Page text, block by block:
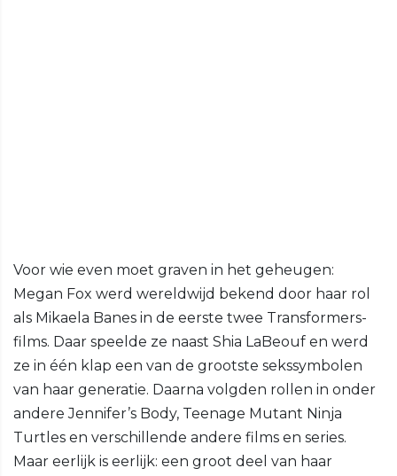
Voor wie even moet graven in het geheugen:
Megan Fox werd wereldwijd bekend door haar rol
als Mikaela Banes in de eerste twee Transformers-
films. Daar speelde ze naast Shia LaBeouf en werd
ze in één klap een van de grootste sekssymbolen
van haar generatie. Daarna volgden rollen in onder
andere Jennifer’s Body, Teenage Mutant Ninja
Turtles en verschillende andere films en series.
Maar eerlijk is eerlijk: een groot deel van haar